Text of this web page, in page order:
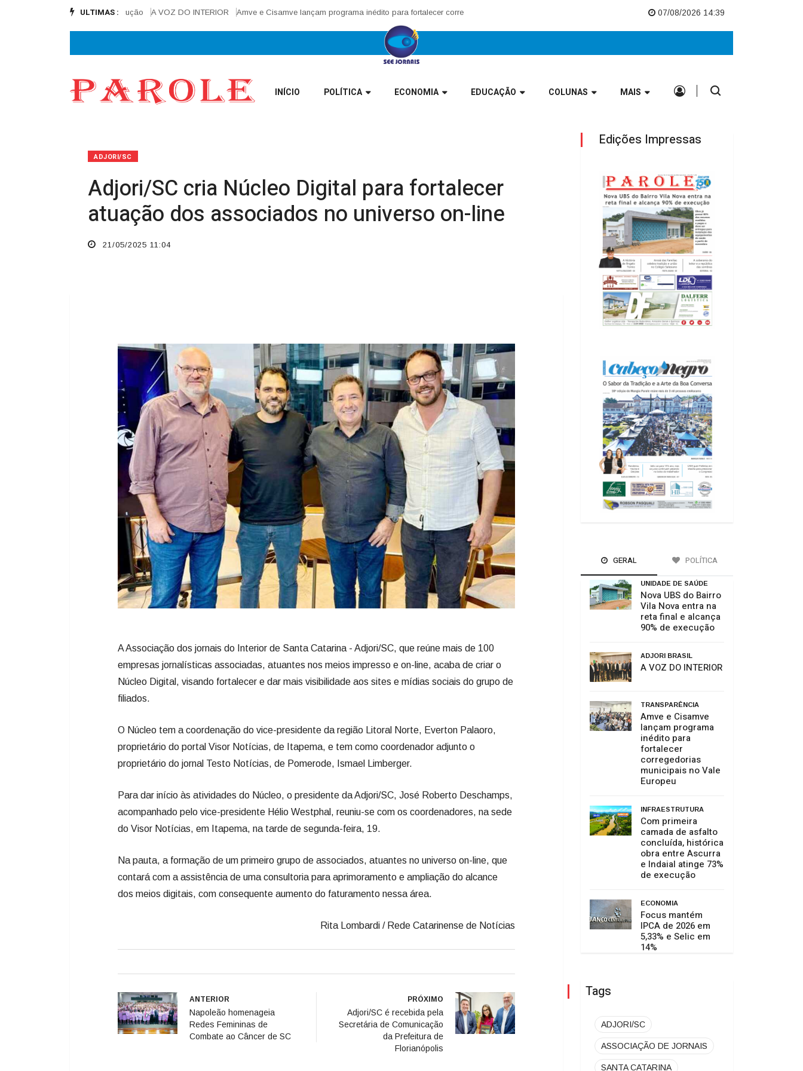
ULTIMAS :
final e alcança 90% de execução A VOZ DO INTERIOR Amve e Cisamve lançam programa inédito para fortalecer corregedorias municipais no Vale Europeu Nova UBS do Bairro Vila Nova entra na reta final e
07/08/2026 14:39
INÍCIO POLÍTICA ECONOMIA EDUCAÇÃO COLUNAS MAIS
ADJORI/SC
Adjori/SC cria Núcleo Digital para fortalecer
atuação dos associados no universo on-line
21/05/2025 11:04
A Associação dos jornais do Interior de Santa Catarina - Adjori/SC, que reúne mais de 100
empresas jornalísticas associadas, atuantes nos meios impresso e on-line, acaba de criar o
Núcleo Digital, visando fortalecer e dar mais visibilidade aos sites e mídias sociais do grupo de
filiados.
O Núcleo tem a coordenação do vice-presidente da região Litoral Norte, Everton Palaoro,
proprietário do portal Visor Notícias, de Itapema, e tem como coordenador adjunto o
proprietário do jornal Testo Notícias, de Pomerode, Ismael Limberger.
Para dar início às atividades do Núcleo, o presidente da Adjori/SC, José Roberto Deschamps,
acompanhado pelo vice-presidente Hélio Westphal, reuniu-se com os coordenadores, na sede
do Visor Notícias, em Itapema, na tarde de segunda-feira, 19.
Na pauta, a formação de um primeiro grupo de associados, atuantes no universo on-line, que
contará com a assistência de uma consultoria para aprimoramento e ampliação do alcance
dos meios digitais, com consequente aumento do faturamento nessa área.
Rita Lombardi / Rede Catarinense de Notícias
ANTERIOR
Napoleão homenageia
Redes Femininas de
Combate ao Câncer de SC
PRÓXIMO
Adjori/SC é recebida pela
Secretária de Comunicação
da Prefeitura de
Florianópolis
Edições Impressas
GERAL POLÍTICA
UNIDADE DE SAÚDE
Nova UBS do Bairro
Vila Nova entra na
reta final e alcança
90% de execução
ADJORI BRASIL
A VOZ DO INTERIOR
TRANSPARÊNCIA
Amve e Cisamve
lançam programa
inédito para
fortalecer
corregedorias
municipais no Vale
Europeu
INFRAESTRUTURA
Com primeira
camada de asfalto
concluída, histórica
obra entre Ascurra
e Indaial atinge 73%
de execução
ECONOMIA
Focus mantém
IPCA de 2026 em
5,33% e Selic em
14%
Tags
ADJORI/SC
ASSOCIAÇÃO DE JORNAIS
SANTA CATARINA